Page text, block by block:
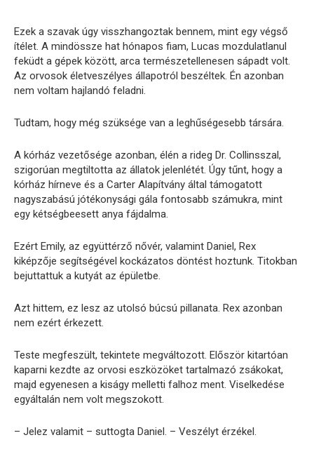
Ezek a szavak úgy visszhangoztak bennem, mint egy végső
ítélet. A mindössze hat hónapos fiam, Lucas mozdulatlanul
feküdt a gépek között, arca természetellenesen sápadt volt.
Az orvosok életveszélyes állapotról beszéltek. Én azonban
nem voltam hajlandó feladni.
Tudtam, hogy még szüksége van a leghűségesebb társára.
A kórház vezetősége azonban, élén a rideg Dr. Collinsszal,
szigorúan megtiltotta az állatok jelenlétét. Úgy tűnt, hogy a
kórház hírneve és a Carter Alapítvány által támogatott
nagyszabású jótékonysági gála fontosabb számukra, mint
egy kétségbeesett anya fájdalma.
Ezért Emily, az együttérző nővér, valamint Daniel, Rex
kiképzője segítségével kockázatos döntést hoztunk. Titokban
bejuttattuk a kutyát az épületbe.
Azt hittem, ez lesz az utolsó búcsú pillanata. Rex azonban
nem ezért érkezett.
Teste megfeszült, tekintete megváltozott. Először kitartóan
kaparni kezdte az orvosi eszközöket tartalmazó zsákokat,
majd egyenesen a kiságy melletti falhoz ment. Viselkedése
egyáltalán nem volt megszokott.
– Jelez valamit – suttogta Daniel. – Veszélyt érzékel.